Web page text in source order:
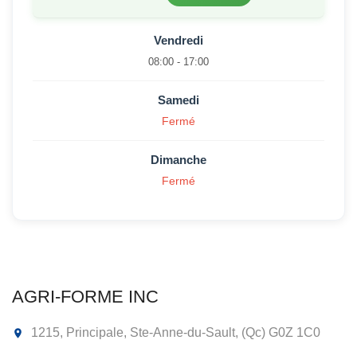
Vendredi
08:00 - 17:00
Samedi
Fermé
Dimanche
Fermé